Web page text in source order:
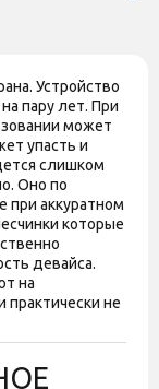
Устройство
пару лет. При
может
упасть и
слишком
Оно по
при аккуратном
которые
девайса.
на
практически не